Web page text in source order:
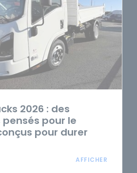
2026 : des
pour le
pour durer